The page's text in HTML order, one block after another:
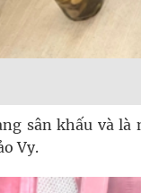
sân khấu và là
Vy.